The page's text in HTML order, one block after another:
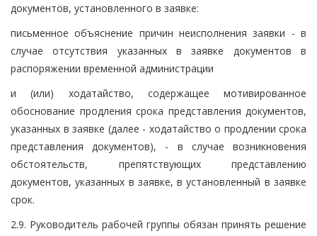
документов, установленного в заявке:
письменное объяснение причин неисполнения заявки - в
случае отсутствия указанных в заявке документов в
распоряжении временной администрации
и (или) ходатайство, содержащее мотивированное
обоснование продления срока представления документов,
указанных в заявке (далее - ходатайство о продлении срока
представления документов), - в случае возникновения
обстоятельств, препятствующих представлению
документов, указанных в заявке, в установленный в заявке
срок.
2.9. Руководитель рабочей группы обязан принять решение